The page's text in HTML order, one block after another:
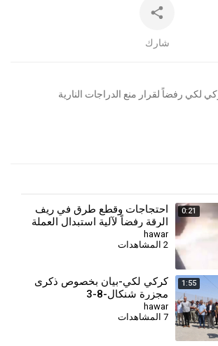
شارك
رفضاً لقرار منع الدراجات النارية
0:21
احتجاجات وقطع طرق في ريف
الرقة رفضاً لآلية استبدال العملة
hawar
2 المشاهدات
1:55
كركي لكي-بيان بخصوص ذكرى
مجزرة شنكال-8-3
hawar
7 المشاهدات